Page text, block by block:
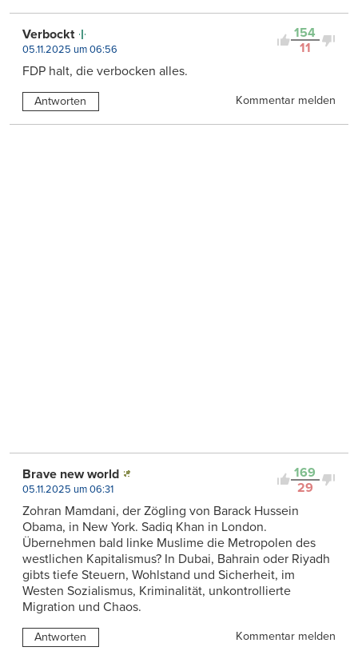
154
11
Verbockt
05.11.2025 um 06:56
FDP halt, die verbocken alles.
Antworten Kommentar melden
169
29
Brave new world
05.11.2025 um 06:31
Zohran Mamdani, der Zögling von Barack Hussein
Obama, in New York. Sadiq Khan in London.
Übernehmen bald linke Muslime die Metropolen des
westlichen Kapitalismus? In Dubai, Bahrain oder Riyadh
gibts tiefe Steuern, Wohlstand und Sicherheit, im
Westen Sozialismus, Kriminalität, unkontrollierte
Migration und Chaos.
Antworten
Kommentar melden